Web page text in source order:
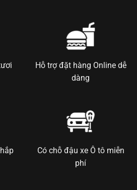
Hỗ trợ đặt hàng Online dễ
dàng
Có chỗ đậu xe Ô tô miễn
phí